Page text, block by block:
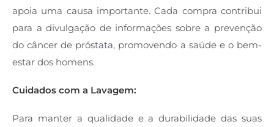
apoia uma causa importante. Cada compra contribui
para a divulgação de informações sobre a prevenção
do câncer de próstata, promovendo a saúde e o bem-
estar dos homens.
Cuidados com a Lavagem:
Para manter a qualidade e a durabilidade das suas